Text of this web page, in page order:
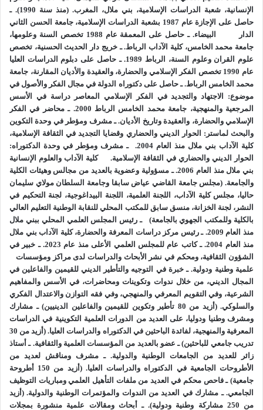
والمؤرخين، فضلا عن الإصلاحيين، إذ استطاع الرجل أن يضع بين يدي
الجميع أعمالا كاملة وتحقيقات يصعب الوصول اليها الا بعد جهد
وتنقيب؛ ليطرح على الامة سؤال: كيف نكون المفكر؟ وما
المؤسسات الكفيلة بهذا الضرب من التكوين؟ والمقررات اللازمة
لذلك؟
تماما كما طرح سؤال الاجتهاد قديما، وهل يخلو الدهر من مجتهد قائم
لله بالحجة؟ لما ندر وقل المجتهدون في الأمة.
معظم تكويننا، وحتى لدى مؤسسات المركزية الغربية للأسف، هو
تكوين أحادي الوجهة، يشبه حركة وحيد القرن الذي لا يكاد يلتفت يمنة
ويسرة إلا بصعوبة. نعم يتقدم التكوين والبحث في خط عمودي
تخصصي مستقيم، لكنه يغفل حقيقة أن الوجود والانسان كائنات
مركبة ومتعددة الابعاد، وأن التقدم الأفقي وتكامل المعارف المصاحبة
للعلم هو الأنفع والأسلم للبشرية. وها نحن نرى أن الافراط في
تخصصات كثيرة معينة لم تجلب السعادة للبشرية بقدر ما جلبت
الشقاء والهلع لهم، وأدخلتهم حروبا نووية وتقنية وبيولوجية وجرثومية،
كلها فساد في الأرض وهلاك للإنسان. كما أورثت آخرين الجدل والكلام
والمراء الذي لا عمل تحته.
أعتقد أن ذلك مما ينبغي أن نستفيده ونعيد طرحه كل مرة مع سنة
القبض للعلماء والمفكرين رحمهم الله جميعا، فإنهم وإن تركوا آثارا
ولم تجد كفؤا أو نظيرا لها في العناية والتطوير ضاعت.
التعليقات
الاجتهاد العلم الفكر محمد عمارة
الإنسانية، شعبة الدراسات الإسلامية، بني ملال، المغرب. (منذ سنة 1990).
ـ
حاصل على الإجازة عام 1987 بشعبة الدراسات الإسلامية، جامعة الحسن الثاني
الدار البيضاء.
ـ حاصل على المعمقة عام 1988 تخصص السنة وعلومها،
جامعة محمد الخامس، كلية الآداب الرباط. ـ خريج دار الحديث الحسنية، تخصص
علوم القران وعلوم السنة، الرباط 1989.
ـ حاصل على دبلوم الدراسات العليا
عام 1990 تخصص الفكر الإسلامي والحضارة، والعقيدة والأديان المقارنة، جامعة
محمد الخامس الرباط. ـ حاصل على دكتوراه الدولة في مجال الفكر والأصول في
موضوع: الاجتهاد والتجديد في الفكر الإسلامي المعاصر دراسة في الأسس
المرجعية والمنهجية، جامعة محمد الخامس الرباط 2000.
ـ محاضر في الفكر
الإسلامي والحضارة، والعقيدة وتاريخ الأديان. ـ مشرف ومؤطر في وحدة التكوين
والبحث لماستر: الحوار الديني والحضاري وقضايا التجديد في الثقافة الإسلامية،
كلية الآداب بني ملال منذ العام 2004.
ـ مشرف ومؤطر في وحدة الدكتوراه:
الحوار الديني والحضاري في الثقافة الإسلامية.
كلية الآداب والعلوم الإنسانية
بني ملال منذ العام 2006.
ـ مسؤولية وعضوية بالعديد من مجالس وهيئات الكلية
والجامعة. (مجلس جامعة القاضي عياض سابقا وجامعة السلطان مولاي سليمان
حاليا، مجلس كلية الآداب، اللجنة العلمية، اللجنة البيداغوجية، لجنة التحكيم في
النشر، لجنة الخزانة، منسق سابق للمكتب المحلي للنقابة الوطنية التعليم العالي
بالكلية وللمكتب الجهوي بالجامعة)
ـ رئيس المجلس العلمي المحلي ببني ملال
منذ العام 2009.
ـ رئيس مركز دراسات المعرفة والحضارة، كلية الآداب بني ملال
منذ العام 2004.
ـ كاتب عام للمجلس العلمي الأعلى منذ عام 2023.
ـ خبير في
الشؤون الثقافية، ومحكم في نشر الأبحاث والدراسات لدى مراكز ومؤسسات
علمية وطنية ودولية.ـ خبرة في التوجيه والتأطير الديني للقيمين والفاعلين في
المجال الديني، من خلال ندوات وتكوينات ومحاضرات، في الأسس والمفاهيم
الشرعية، وفي التقويم المعرفي والمنهجي، وفي فقه التوازن والاعتدال الفكري
والسلوكي. (أزيد من 80 تأطير وتكوين للقيمين والفاعلين الدينيين)
ـ مشارك
ومشرف وطنيا ودوليا، على العديد من الدورات العلمية التكوينية في الدراسات
المعرفية والمنهجية، لفائدة الباحثين في الدكتوراه والدراسات العليا.
(أزيد من 30
تدريب جامعي للباحثين) ـ عضو بالعديد من المؤسسات العلمية والثقافية. ـ أستاذ
زائر للعديد من الجامعات الوطنية والدولية. ـ مشرف ومناقش لعديد من
الأطروحات الجامعية في الدكتوراه والدراسات العليا.
(أزيد من 150 أطروحة
جامعية) ـ فاحص محكم في العديد من ملفات التأهيل العلمي ومباريات التوظيف
الجامعي. ـ مشارك في العديد من الندوات والمؤتمرات الوطنية والدولية. (أزيد
من 250 مشاركة وطنية ودولية).
ـ أبحاث ومقالات علمية منشورة بمجلات